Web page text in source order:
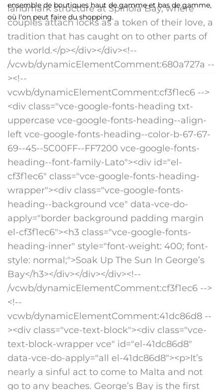
ensemble de boutiques haut de gamme et bas de gamme,
où l'on peut faire du shopping.